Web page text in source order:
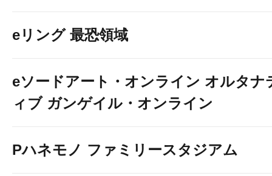
eリング 最恐領域
eソードアート・オンライン オルタナ
ィブ ガンゲイル・オンライン
Pハネモノ ファミリースタジアム